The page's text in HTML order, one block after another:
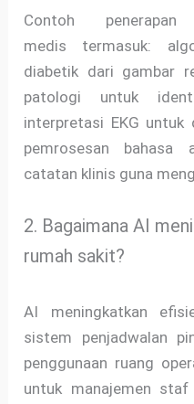
Contoh
medis termasuk:
diabetik dari gambar
patologi untuk
interpretasi EKG
pemrosesan bahasa
catatan klinis guna
2. Bagaimana AI
rumah sakit?
AI meningkatkan
sistem penjadwalan
penggunaan ruang
untuk manajemen